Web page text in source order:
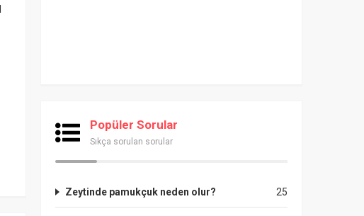
Popüler Sorular
Sıkça sorulan sorular
25
Zeytinde pamukçuk neden olur?